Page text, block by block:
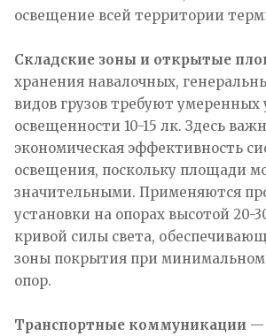
освещение всей территории
Складские зоны и открытые
хранения навалочных,
видов грузов требуют умеренных
освещенности 10-15 лк. Здесь
экономическая эффективность
освещения, поскольку площади
значительными. Применяются
установки на опорах высотой 20-
кривой силы света,
зоны покрытия при минимальном
опор.
Транспортные коммуникации —